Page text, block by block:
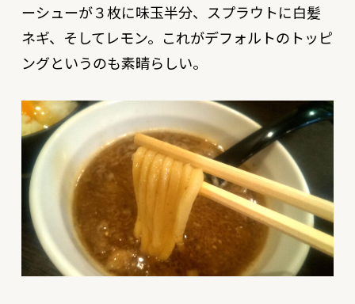
ーシューが３枚に味玉半分、スプラウトに白髪
ネギ、そしてレモン。これがデフォルトのトッピ
ングというのも素晴らしい。